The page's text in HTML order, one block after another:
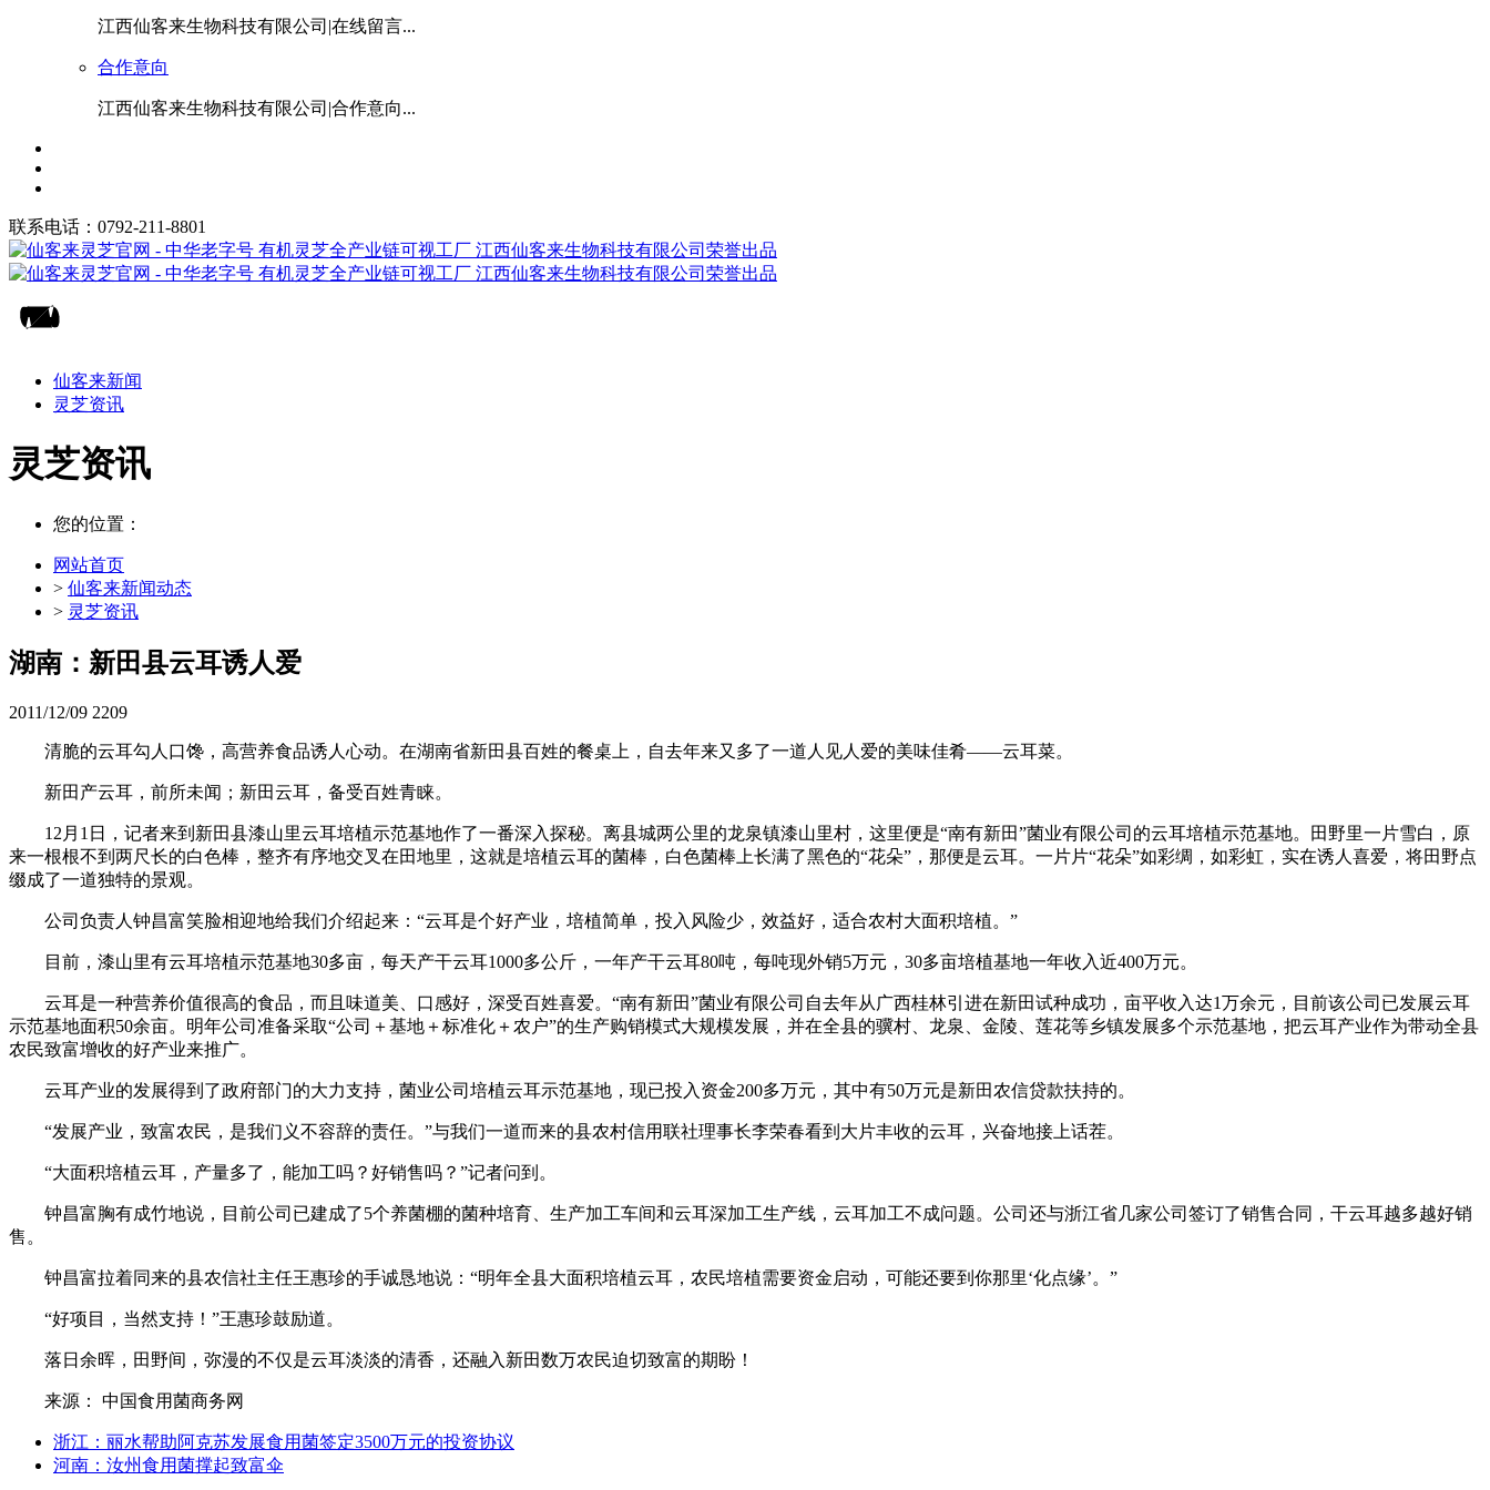
江西仙客来生物科技有限公司|在线留言...
合作意向
江西仙客来生物科技有限公司|合作意向...
联系电话：0792-211-8801
仙客来新闻
灵芝资讯
灵芝资讯
您的位置：
网站首页
> 仙客来新闻动态
> 灵芝资讯
湖南：新田县云耳诱人爱
2011/12/09 2209
清脆的云耳勾人口馋，高营养食品诱人心动。在湖南省新田县百姓的餐桌上，自去年来又多了一道人见人爱的美味佳肴——云耳菜。
新田产云耳，前所未闻；新田云耳，备受百姓青睐。
12月1日，记者来到新田县漆山里云耳培植示范基地作了一番深入探秘。离县城两公里的龙泉镇漆山里村，这里便是“南有新田”菌业有限公司的云耳培植示范基地。田野里一片雪白，原
来一根根不到两尺长的白色棒，整齐有序地交叉在田地里，这就是培植云耳的菌棒，白色菌棒上长满了黑色的“花朵”，那便是云耳。一片片“花朵”如彩绸，如彩虹，实在诱人喜爱，将田野点
缀成了一道独特的景观。
公司负责人钟昌富笑脸相迎地给我们介绍起来：“云耳是个好产业，培植简单，投入风险少，效益好，适合农村大面积培植。”
目前，漆山里有云耳培植示范基地30多亩，每天产干云耳1000多公斤，一年产干云耳80吨，每吨现外销5万元，30多亩培植基地一年收入近400万元。
云耳是一种营养价值很高的食品，而且味道美、口感好，深受百姓喜爱。“南有新田”菌业有限公司自去年从广西桂林引进在新田试种成功，亩平收入达1万余元，目前该公司已发展云耳
示范基地面积50余亩。明年公司准备采取“公司＋基地＋标准化＋农户”的生产购销模式大规模发展，并在全县的骥村、龙泉、金陵、莲花等乡镇发展多个示范基地，把云耳产业作为带动全县
农民致富增收的好产业来推广。
云耳产业的发展得到了政府部门的大力支持，菌业公司培植云耳示范基地，现已投入资金200多万元，其中有50万元是新田农信贷款扶持的。
“发展产业，致富农民，是我们义不容辞的责任。”与我们一道而来的县农村信用联社理事长李荣春看到大片丰收的云耳，兴奋地接上话茬。
“大面积培植云耳，产量多了，能加工吗？好销售吗？”记者问到。
钟昌富胸有成竹地说，目前公司已建成了5个养菌棚的菌种培育、生产加工车间和云耳深加工生产线，云耳加工不成问题。公司还与浙江省几家公司签订了销售合同，干云耳越多越好销
售。
钟昌富拉着同来的县农信社主任王惠珍的手诚恳地说：“明年全县大面积培植云耳，农民培植需要资金启动，可能还要到你那里‘化点缘’。”
“好项目，当然支持！”王惠珍鼓励道。
落日余晖，田野间，弥漫的不仅是云耳淡淡的清香，还融入新田数万农民迫切致富的期盼！
来源： 中国食用菌商务网
浙江：丽水帮助阿克苏发展食用菌签定3500万元的投资协议
河南：汝州食用菌撑起致富伞